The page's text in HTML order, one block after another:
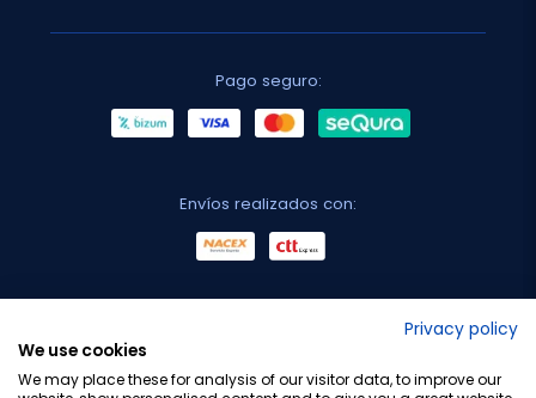
Pago seguro:
Envíos realizados con:
Privacy policy
We use cookies
We may place these for analysis of our visitor data, to improve our